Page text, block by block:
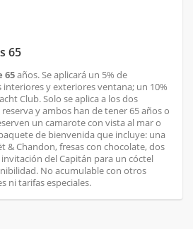
65
65años. Se aplicará un 5% de
y exteriores ventana; un 10%
Club. Solo se aplica a los dos
y ambos han de tener 65 años o
un camarote con vista al mar o
de bienvenida que incluye: una
& Chandon, fresas con chocolate, dos
del Capitán para un cóctel
No acumulable con otros
ni tarifas especiales.